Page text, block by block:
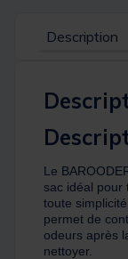
Description
Le
sac idéal pour
toute
permet de
odeurs après
nettoyer.